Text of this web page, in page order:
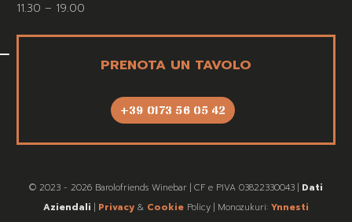
11.30 – 19.00
PRENOTA UN TAVOLO
+39 0173 56 05 42
© 2023 - 2026 Barolofriends Winebar | CF e PIVA 03822330043 | Dati
Aziendali | Privacy & Cookie Policy | Monozukuri: Ynnesti